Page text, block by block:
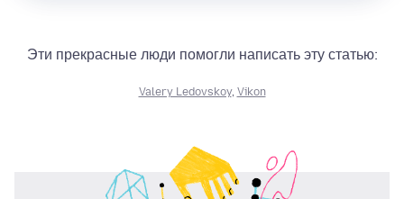
Эти прекрасные люди помогли написать эту статью:
Valery Ledovskoy, Vikon